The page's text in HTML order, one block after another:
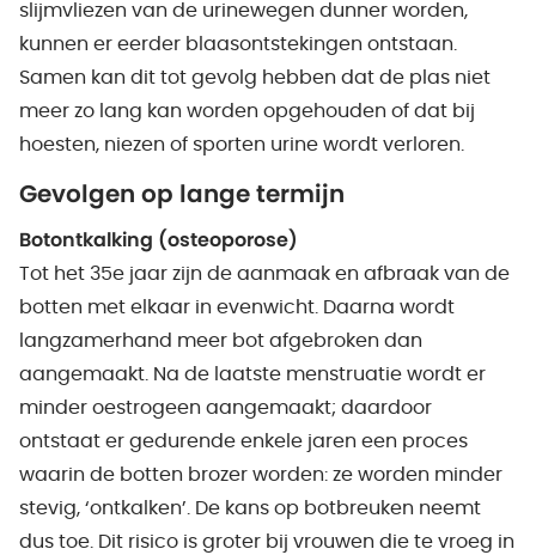
slijmvliezen van de urinewegen dunner worden,
kunnen er eerder blaasontstekingen ontstaan.
Samen kan dit tot gevolg hebben dat de plas niet
meer zo lang kan worden opgehouden of dat bij
hoesten, niezen of sporten urine wordt verloren.
Gevolgen op lange termijn
Botontkalking (osteoporose)
Tot het 35e jaar zijn de aanmaak en afbraak van de
botten met elkaar in evenwicht. Daarna wordt
langzamerhand meer bot afgebroken dan
aangemaakt. Na de laatste menstruatie wordt er
minder oestrogeen aangemaakt; daardoor
ontstaat er gedurende enkele jaren een proces
waarin de botten brozer worden: ze worden minder
stevig, ‘ontkalken’. De kans op botbreuken neemt
dus toe. Dit risico is groter bij vrouwen die te vroeg in